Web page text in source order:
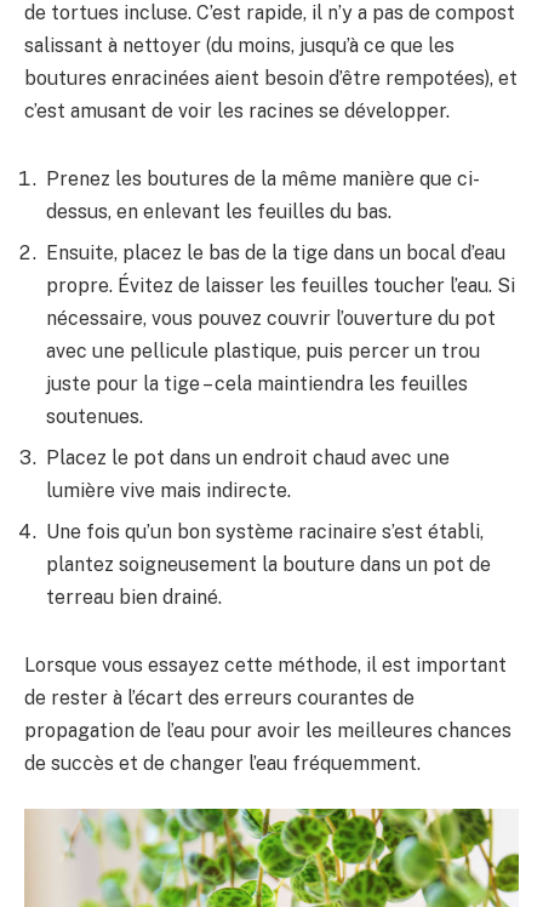
de tortues incluse. C’est rapide, il n’y a pas de compost
salissant à nettoyer (du moins, jusqu’à ce que les
boutures enracinées aient besoin d’être rempotées), et
c’est amusant de voir les racines se développer.
Prenez les boutures de la même manière que ci-
dessus, en enlevant les feuilles du bas.
Ensuite, placez le bas de la tige dans un bocal d’eau
propre. Évitez de laisser les feuilles toucher l’eau. Si
nécessaire, vous pouvez couvrir l’ouverture du pot
avec une pellicule plastique, puis percer un trou
juste pour la tige – cela maintiendra les feuilles
soutenues.
Placez le pot dans un endroit chaud avec une
lumière vive mais indirecte.
Une fois qu’un bon système racinaire s’est établi,
plantez soigneusement la bouture dans un pot de
terreau bien drainé.
Lorsque vous essayez cette méthode, il est important
de rester à l’écart des erreurs courantes de
propagation de l’eau pour avoir les meilleures chances
de succès et de changer l’eau fréquemment.